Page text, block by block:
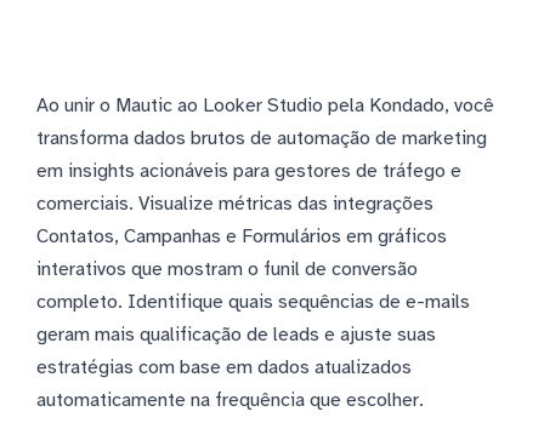
Ao unir o Mautic ao Looker Studio pela Kondado, você
transforma dados brutos de automação de marketing
em insights acionáveis para gestores de tráfego e
comerciais. Visualize métricas das integrações
Contatos, Campanhas e Formulários em gráficos
interativos que mostram o funil de conversão
completo. Identifique quais sequências de e-mails
geram mais qualificação de leads e ajuste suas
estratégias com base em dados atualizados
automaticamente na frequência que escolher.